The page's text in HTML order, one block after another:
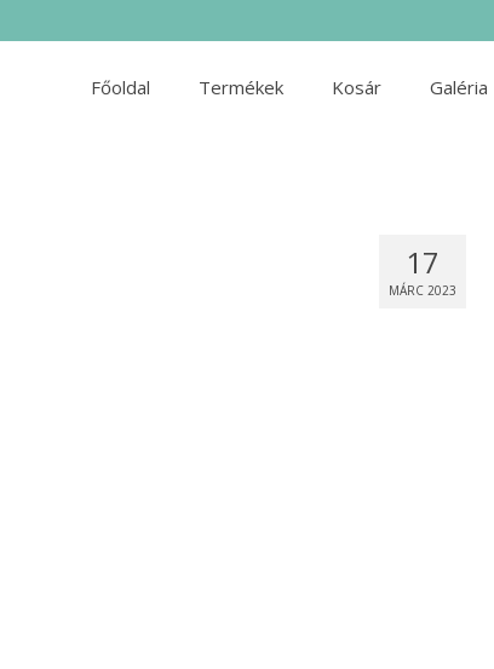
Főoldal Termékek Kosár Galéria
17
MÁRC 2023